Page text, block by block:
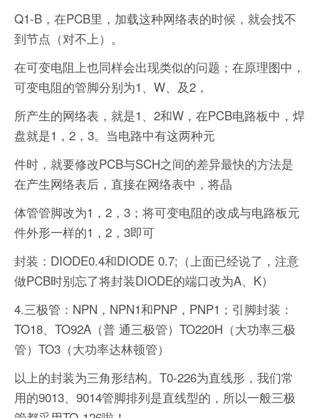
Q1-B，在PCB里，加载这种网络表的时候，就会找不
到节点（对不上）。
在可变电阻上也同样会出现类似的问题；在原理图中，
可变电阻的管脚分别为1、W、及2，
所产生的网络表，就是1、2和W，在PCB电路板中，焊
盘就是1，2，3。当电路中有这两种元
件时，就要修改PCB与SCH之间的差异最快的方法是
在产生网络表后，直接在网络表中，将晶
体管管脚改为1，2，3；将可变电阻的改成与电路板元
件外形一样的1，2，3即可
封装：DIODE0.4和DIODE 0.7;（上面已经说了，注意
做PCB时别忘了将封装DIODE的端口改为A、K）
4.三极管：NPN，NPN1和PNP，PNP1；引脚封装：
TO18、TO92A（普 通三极管）TO220H（大功率三极
管）TO3（大功率达林顿管）
以上的封装为三角形结构。T0-226为直线形，我们常
用的9013、9014管脚排列是直线型的，所以一般三极